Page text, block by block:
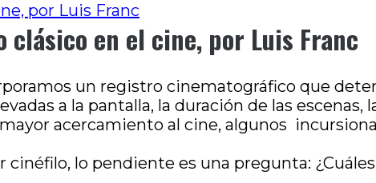
por Luis Franc
clásico en el cine, por Luis Franc
un registro cinematográfico que
a la pantalla, la duración de las escenas,
acercamiento al cine, algunos
lo pendiente es una pregunta: